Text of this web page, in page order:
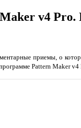
v4 Pro.
приемы, о
Pattern Maker v4